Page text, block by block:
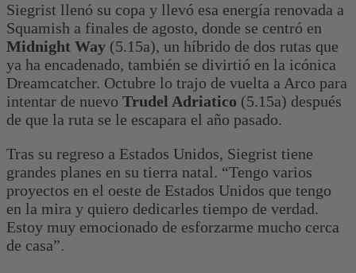
Siegrist llenó su copa y llevó esa energía renovada a
Squamish a finales de agosto, donde se centró en
Midnight Way (5.15a), un híbrido de dos rutas que
ya ha encadenado, también se divirtió en la icónica
Dreamcatcher. Octubre lo trajo de vuelta a Arco para
intentar de nuevo Trudel Adriatico (5.15a) después
de que la ruta se le escapara el año pasado.
Tras su regreso a Estados Unidos, Siegrist tiene
grandes planes en su tierra natal. “Tengo varios
proyectos en el oeste de Estados Unidos que tengo
en la mira y quiero dedicarles tiempo de verdad.
Estoy muy emocionado de esforzarme mucho cerca
de casa”.